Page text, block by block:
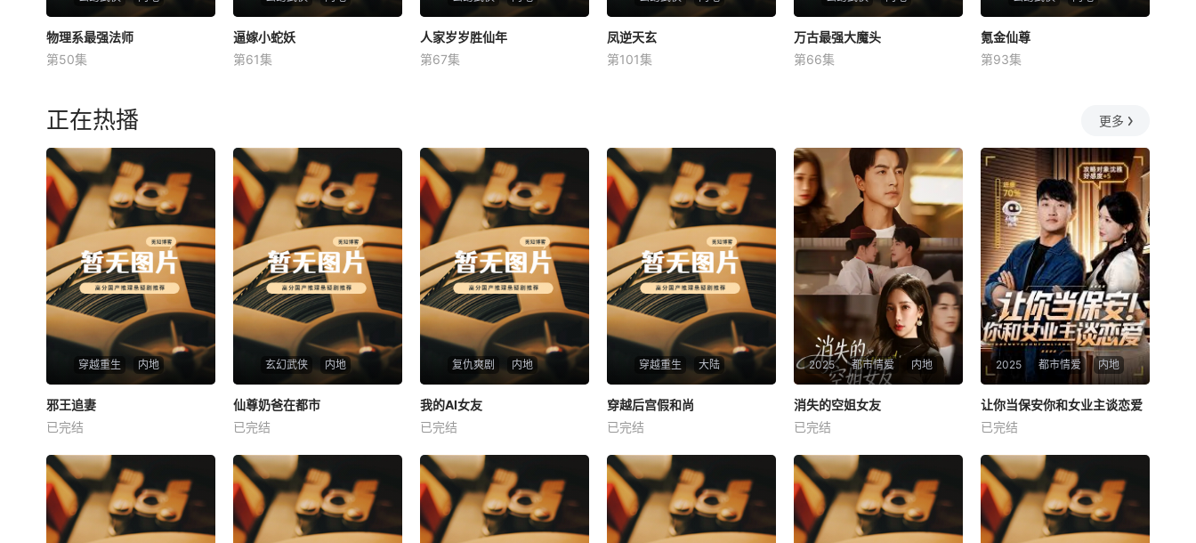
物理系最强法师
未知
物理系最强法师
第50集
逼嫁小蛇妖
未知
逼嫁小蛇妖
第61集
人家岁岁胜仙年
未知
人家岁岁胜仙年
第67集
凤逆天玄
未知
凤逆天玄
第101集
万古最强大魔头
未知
万古最强大魔头
第66集
氪金仙尊
未知
氪金仙尊
第93集
正在热播 更多
穿越重生 内地
邪王追妻
未知
邪王追妻
已完结
玄幻武侠 内地
仙尊奶爸在都市
未知
仙尊奶爸在都市
已完结
复仇爽剧 内地
我的AI女友
未知
我的AI女友
已完结
穿越重生 大陆
穿越后宫假和尚
未知
穿越后宫假和尚
已完结
2025 都市情爱 内地
消失的空姐女友
未知
消失的空姐女友
已完结
2025 都市情爱 内地
未知
让你当保安你和女业主谈恋爱
已完结